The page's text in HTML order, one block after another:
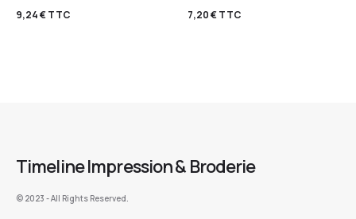
9,24€TTC 7,20€TTC
Timeline Impression & Broderie
©️ 2023 - All Rights Reserved.